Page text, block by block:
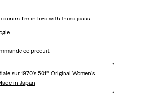
denim. I’m in love with these jeans
ce produit.
sur 1970's 501® Original Women's
in Japan